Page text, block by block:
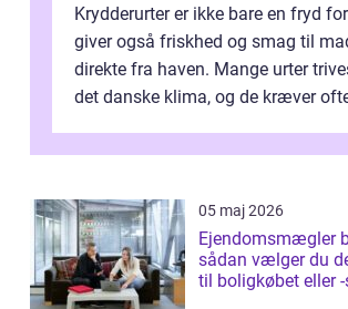
Krydderurter er ikke bare en fryd
giver også friskhed og smag til
direkte fra haven. Mange urter
det danske klima, og de kræver
05 maj 2026
Ejendomsmægler
sådan vælger du
til boligkøbet eller